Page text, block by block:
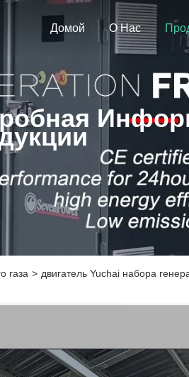
Домой О Нас
газа > двигатель Yuchai набора